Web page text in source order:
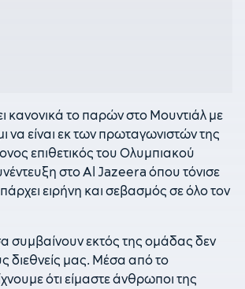
κανονικά το παρών στο Μουντιάλ με
να είναι εκ των πρωταγωνιστών της
επιθετικός του Ολυμπιακού
στο Al Jazeera όπου τόνισε
ειρήνη και σεβασμός σε όλο τον
συμβαίνουν εκτός της ομάδας δεν
διεθνείς μας. Μέσα από το
ότι είμαστε άνθρωποι της